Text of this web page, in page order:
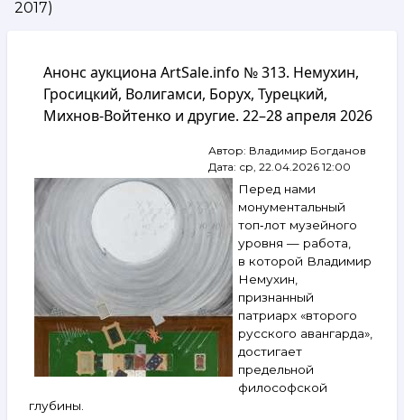
навигации
2017)
Анонс аукциона ArtSale.info № 313. Немухин,
Гросицкий, Волигамси, Борух, Турецкий,
Михнов‑Войтенко и другие. 22–28 апреля 2026
Автор: Владимир Богданов
Дата: ср, 22.04.2026 12:00
Перед нами
монументальный
топ‑лот музейного
уровня — работа,
в которой Владимир
Немухин,
признанный
патриарх «второго
русского авангарда»,
достигает
предельной
философской
глубины.